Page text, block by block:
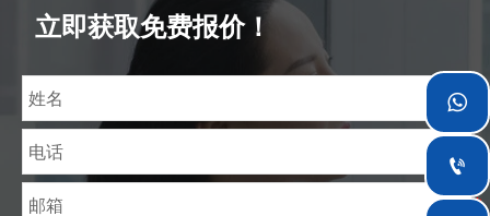
特殊需求进行设计定制，并确保安全性、高效性及合
理价格。目前我们已逐步扩展至五座专业配送仓库和
钢材加工设施，为全球采矿、建筑、工程及通用制造
业提供专业服务。
立即获取免费报价！

